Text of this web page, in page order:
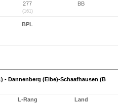
277
(161)
BB
BPL
- Dannenberg (Elbe)-Schaafhausen (B
L-Rang
Land